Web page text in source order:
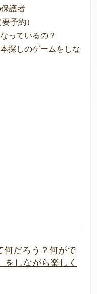
護者
予約）
っているの？
しのゲームをしな
何だろう？何がで
をしながら楽しく